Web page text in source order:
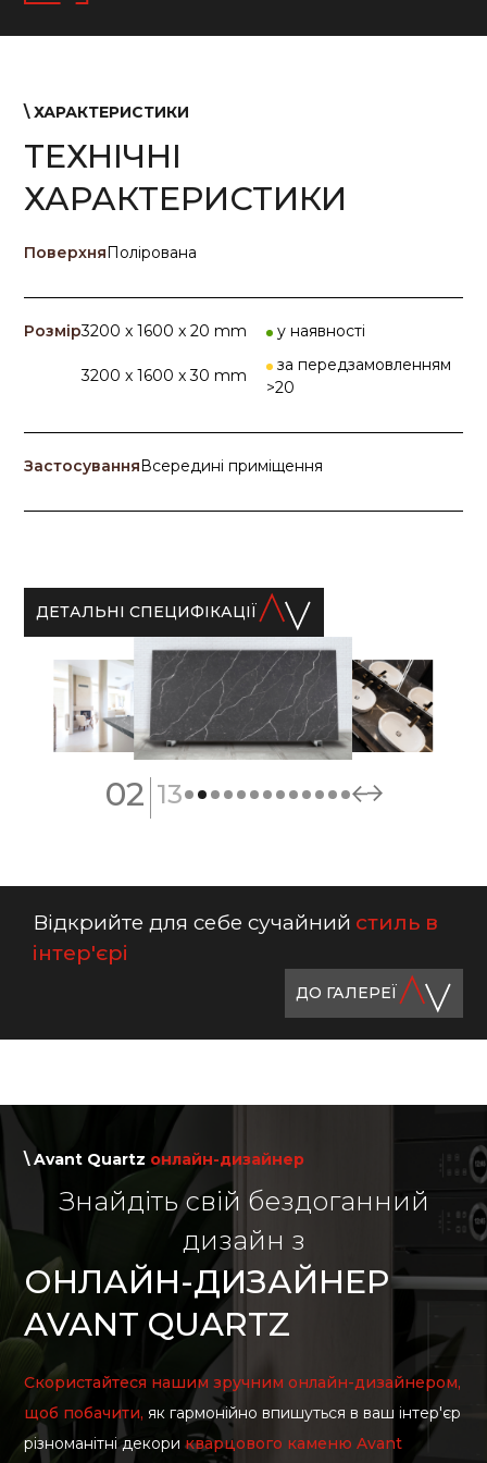
\ ХАРАКТЕРИСТИКИ
ТЕХНІЧНІ
ХАРАКТЕРИСТИКИ
ПоверхняПолірована
Розмір3200 x 1600 x 20 mm у наявності
3200 x 1600 x 30 mm
за передзамовленням
>20
ЗастосуванняВсередині приміщення
ДЕТАЛЬНІ СПЕЦИФІКАЦІЇ
02| 13
Відкрийте для себе сучайний стиль в
інтер'єрі
ДО ГАЛЕРЕЇ
\ Avant Quartz онлайн-дизайнер
Знайдіть свій бездоганний
дизайн з
ОНЛАЙН-ДИЗАЙНЕР
AVANT QUARTZ
Скористайтеся нашим зручним онлайн-дизайнером,
щоб побачити, як гармонійно впишуться в ваш інтер'єр
різноманітні декорикварцового каменю Avant